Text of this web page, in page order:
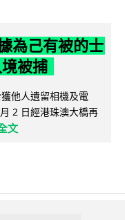
為己有被的士
被捕
他人遺留相機及電
2 日經港珠澳大橋再
文